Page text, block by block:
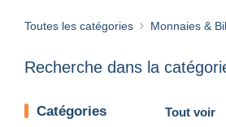
Toutes les catégories Monnaies &
Recherche dans la
Catégories Tout voir